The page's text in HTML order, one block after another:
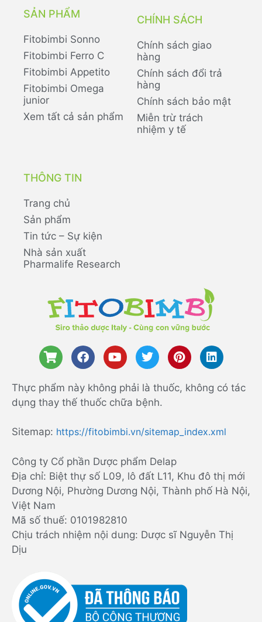
SẢN PHẨM
Fitobimbi Sonno
Fitobimbi Ferro C
Fitobimbi Appetito
Fitobimbi Omega
junior
Xem tất cả sản phẩm
CHÍNH SÁCH
Chính sách giao
hàng
Chính sách đổi trả
hàng
Chính sách bảo mật
Miễn trừ trách
nhiệm y tế
THÔNG TIN
Trang chủ
Sản phẩm
Tin tức – Sự kiện
Nhà sản xuất
Pharmalife Research
Thực phẩm này không phải là thuốc, không có tác
dụng thay thế thuốc chữa bệnh.
Sitemap: https://fitobimbi.vn/sitemap_index.xml
Công ty Cổ phần Dược phẩm Delap
Địa chỉ: Biệt thự số L09, lô đất L11, Khu đô thị mới
Dương Nội, Phường Dương Nội, Thành phố Hà Nội,
Việt Nam
Mã số thuế: 0101982810
Chịu trách nhiệm nội dung: Dược sĩ Nguyễn Thị
Dịu